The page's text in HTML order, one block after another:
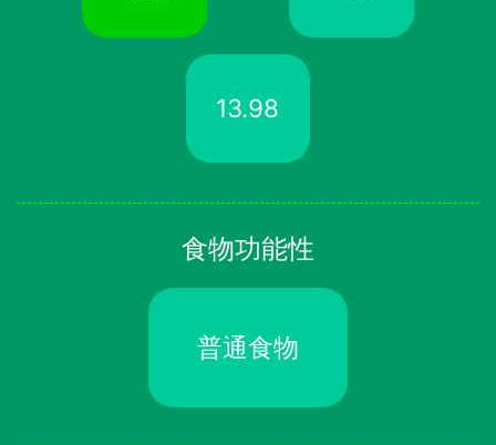
13.98
食物功能性
普通食物